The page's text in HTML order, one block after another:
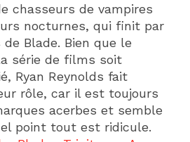
chasseurs de vampires
nocturnes, qui finit par
Blade. Bien que le
série de films soit
Ryan Reynolds fait
rôle, car il est toujours
acerbes et semble
point tout est ridicule.